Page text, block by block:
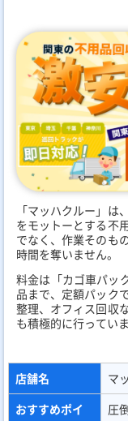
「マッハクルー」
をモットーとする不
でなく、作業そのも
時間を奪いません。
料金は「カゴ車パッ
品まで、定額パック
整理、オフィス回収
も積極的に行っていま
店舗名
マ
おすすめポイ
圧